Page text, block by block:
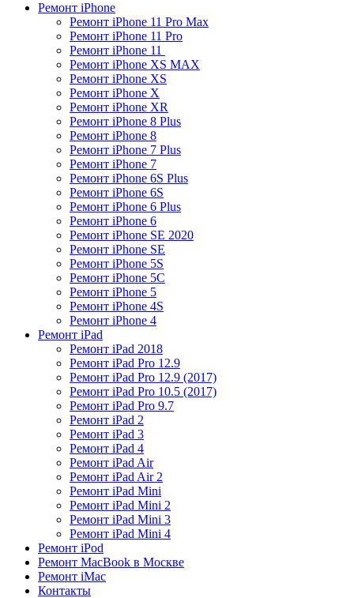
Ремонт iPhone
Ремонт iPhone 11 Pro Max
Ремонт iPhone 11 Pro​
Ремонт iPhone 11 ​
Ремонт iPhone XS MAX​
Ремонт iPhone XS​
Ремонт iPhone X​
Ремонт iPhone XR
Ремонт iPhone 8 Plus​
Ремонт iPhone 8
Ремонт iPhone 7 Plus
Ремонт iPhone 7
Ремонт iPhone 6S Plus
Ремонт iPhone 6S
Ремонт iPhone 6 Plus
Ремонт iPhone 6
Ремонт iPhone SE 2020​
Ремонт iPhone SE
Ремонт iPhone 5S
Ремонт iPhone 5C
Ремонт iPhone 5
Ремонт iPhone 4S
Ремонт iPhone 4
Ремонт iPad
Ремонт iPad 2018​
Ремонт iPad Pro 12.9​
Ремонт iPad Pro 12.9 (2017)​
Ремонт iPad Pro 10.5 (2017)​
Ремонт iPad Pro 9.7​
Ремонт iPad 2
Ремонт iPad 3
Ремонт iPad 4
Ремонт iPad Air
Ремонт iPad Air 2
Ремонт iPad Mini
Ремонт iPad Mini 2
Ремонт iPad Mini 3
Ремонт iPad Mini 4
Ремонт iPod
Ремонт MacBook в Москве
Ремонт iMac
Контакты